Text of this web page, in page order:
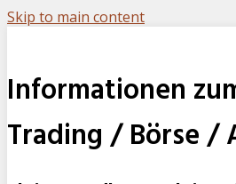
Skip to main content
Informationen
Trading / Börse /